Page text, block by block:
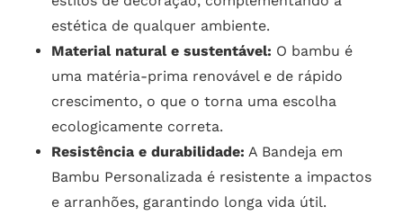
estética de qualquer ambiente.
Material natural e sustentável: O bambu é
uma matéria-prima renovável e de rápido
crescimento, o que o torna uma escolha
ecologicamente correta.
Resistência e durabilidade: A Bandeja em
Bambu Personalizada é resistente a impactos
e arranhões, garantindo longa vida útil.